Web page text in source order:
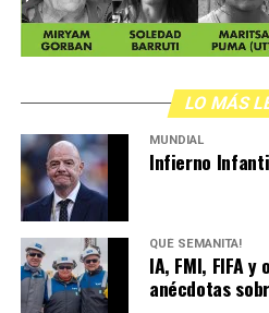
LO MÁS
MUNDIAL
Infierno
QUÉ SEMANITA!
IA, FMI, FIFA
anécdotas